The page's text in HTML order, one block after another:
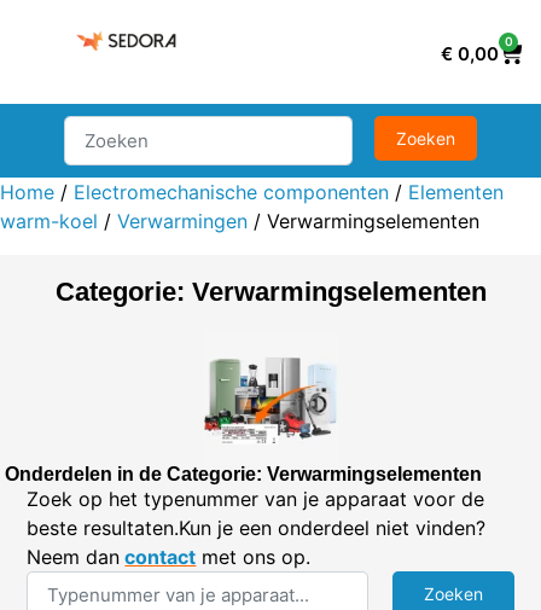
€ 0,00
0
Home / Electromechanische componenten / Elementen
warm-koel / Verwarmingen / Verwarmingselementen
Categorie: Verwarmingselementen
Onderdelen in de Categorie: Verwarmingselementen
Zoek op het typenummer van je apparaat voor de
beste resultaten.Kun je een onderdeel niet vinden?
Neem dan contact met ons op.